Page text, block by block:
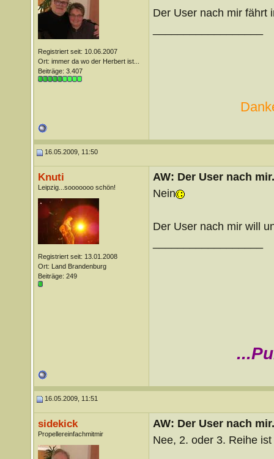
Registriert seit: 10.06.2007
Ort: immer da wo der Herbert ist...
Beiträge: 3.407
Der User nach mir fährt
16.05.2009, 11:50
Knuti
Leipzig...sooooooo schön!
Registriert seit: 13.01.2008
Ort: Land Brandenburg
Beiträge: 249
AW: Der User nach
Nein
Der User nach mir will
16.05.2009, 11:51
sidekick
Propellereinfachmitmir
AW: Der User nach
Nee, 2. oder 3. Reihe